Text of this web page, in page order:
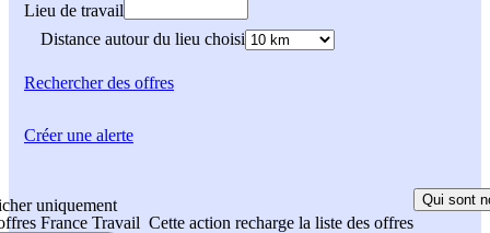
Lieu de travail
Distance autour du lieu choisi
Rechercherdes offres
uniquement
France Travail Cette action recharge la liste des offres
Qui sont
Créer une alerte